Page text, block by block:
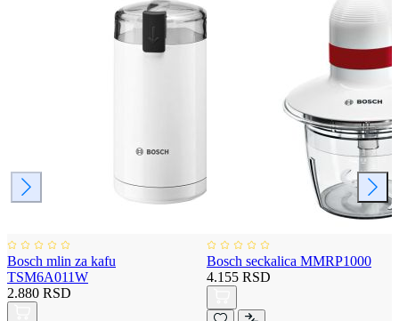
Bosch mlin za kafu
TSM6A011W
2.880 RSD
Bosch seckalica MMRP1000
4.155 RSD